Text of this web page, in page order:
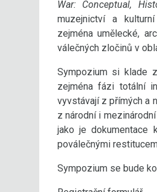
War: Conceptual,
muzejnictví a
zejména umělecké,
válečných zločinů v
Sympozium si klade
zejména fázi totální
vyvstávají z přímých a
z národní i
jako je dokumentace
poválečnými
Sympozium se bude